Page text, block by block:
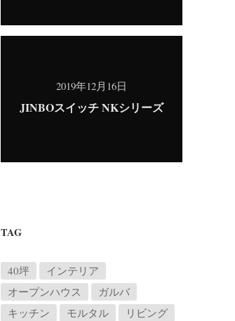
2019年12月16日
JINBOスイッチ NKシリーズ
TAG
40坪
インテリア
オープンハウス
ガルバ
キッチン
モルタル リビング